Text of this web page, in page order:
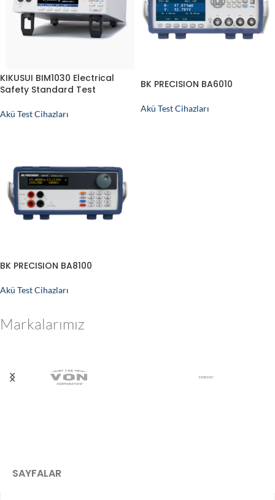
KIKUSUI BIM1030 Electrical
Safety Standard Test
Akü Test Cihazları
BK PRECISION BA6010
Akü Test Cihazları
BK PRECISION BA8100
Akü Test Cihazları
Markalarımız
SAYFALAR